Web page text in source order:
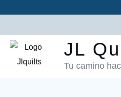
JL
Tu camino